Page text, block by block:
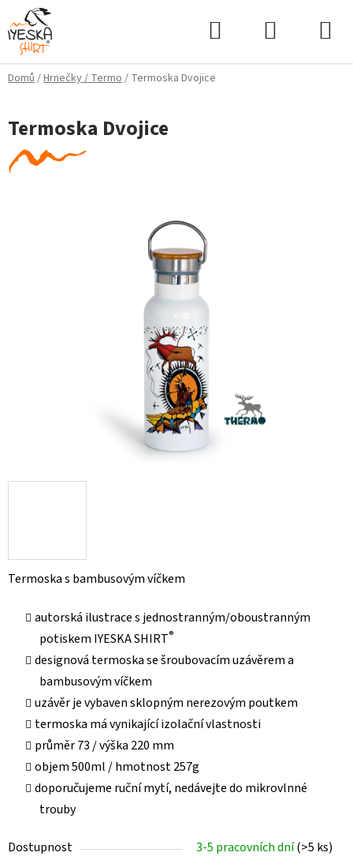
Přejít
na
obsah
Domů/Hrnečky / Termo/ Termoska Dvojice
Termoska s bambusovým víčkem
autorská ilustrace s jednostranným/oboustranným
potiskem IYESKA SHIRT®
designová termoska se šroubovacím uzávěrem a
bambusovým víčkem
uzávěr je vybaven sklopným nerezovým poutkem
termoska má vynikající izolační vlastnosti
průměr 73 / výška 220 mm
objem 500ml / hmotnost 257g
doporučujeme ruční mytí, nedávejte do mikrovlnné
trouby
Dostupnost 3-5 pracovních dní(>5 ks)
Termoska Dvojice